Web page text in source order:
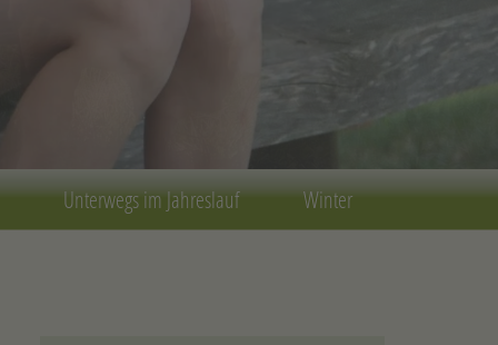
Unterwegs im Jahreslauf Winter